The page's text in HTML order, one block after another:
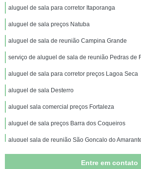
aluguel de sala para corretor Itaporanga
aluguel de sala preços Natuba
aluguel de sala de reunião Campina Grande
serviço de aluguel de sala de reunião Pedras de
aluguel de sala para corretor preços Lagoa Seca
aluguel de sala Desterro
aluguel sala comercial preços Fortaleza
aluguel de sala preços Barra dos Coqueiros
aluguel sala de reunião São Gonçalo do
Entre em contato